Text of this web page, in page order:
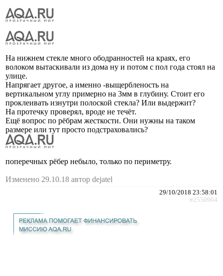
На нижнем стекле много ободранностей на краях, его
волоком вытаскивали из дома ну и потом с пол года стоял на
улице.
Напрягает другое, а именно -выщербленость на
вертикальном углу примерно на 3мм в глубину. Стоит его
проклеивать изнутри полоской стекла? Или выдержит?
На протечку проверял, вроде не течёт.
Ещё вопрос по рёбрам жесткости. Они нужны на таком
размере или тут просто подстраховались?
поперечных рёбер небыло, только по периметру.
Изменено 29.10.18 автор dejatel
29/10/2018 23:58:01
#2550904